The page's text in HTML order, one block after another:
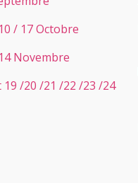
/ 17 Octobre
Novembre
19 /20 /21 /22 /23 /24